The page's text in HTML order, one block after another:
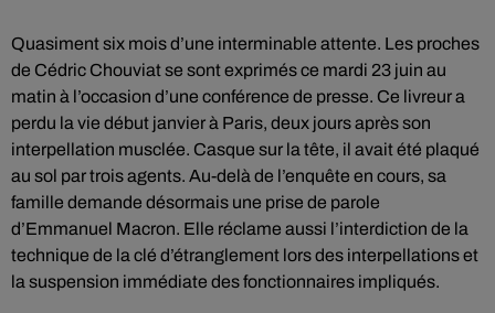
Quasiment six mois d’une interminable attente. Les proches
de Cédric Chouviat se sont exprimés ce mardi 23 juin au
matin à l’occasion d’une conférence de presse. Ce livreur a
perdu la vie début janvier à Paris, deux jours après son
interpellation musclée. Casque sur la tête, il avait été plaqué
au sol par trois agents. Au-delà de l’enquête en cours, sa
famille demande désormais une prise de parole
d’Emmanuel Macron. Elle réclame aussi l’interdiction de la
technique de la clé d’étranglement lors des interpellations et
la suspension immédiate des fonctionnaires impliqués.